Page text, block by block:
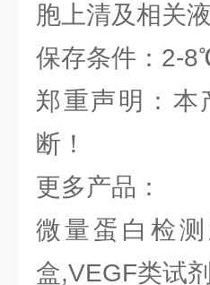
胞上清及相关
保存条件：2-
郑重声明：本
断！
更多产品：
微量蛋白检
盒,VEGF类试